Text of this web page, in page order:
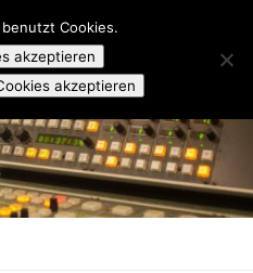
Cookies.
akzeptieren
akzeptieren